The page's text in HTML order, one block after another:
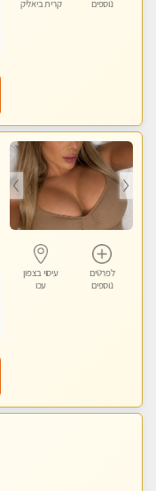
נוספים
קרית ביאליק
לפרטים
נוספים
עיסוי בצפון
עכו